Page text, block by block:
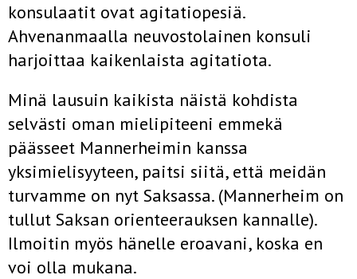
konsulaatit ovat agi­tatiopesiä.
Ahvenanmaalla neuvostolainen konsuli
harjoittaa kai­kenlaista agitatiota.
Minä lausuin kaikista näistä kohdista
selvästi oman mielipi­teeni emmekä
päässeet Mannerheimin kanssa
yksimielisyyteen, paitsi siitä, että meidän
turvamme on nyt Saksassa. (Manner­heim on
tullut Saksan orienteerauksen kannalle).
Ilmoitin myös hänelle eroavani, koska en
voi olla mukana.